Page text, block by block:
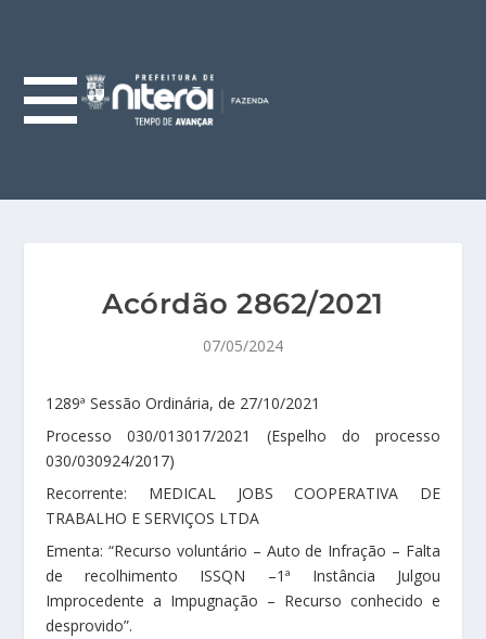
Acórdão 2862/2021
07/05/2024
1289ª Sessão Ordinária, de 27/10/2021
Processo 030/013017/2021 (Espelho do processo
030/030924/2017)
Recorrente: MEDICAL JOBS COOPERATIVA DE
TRABALHO E SERVIÇOS LTDA
Ementa: “Recurso voluntário – Auto de Infração – Falta
de recolhimento ISSQN –1ª Instância Julgou
Improcedente a Impugnação – Recurso conhecido e
desprovido”.